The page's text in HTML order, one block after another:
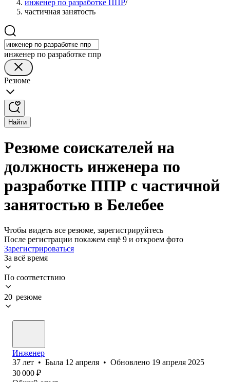
инженер по разработке ППР/
частичная занятость
инженер по разработке ппр
Резюме
Найти
Резюме соискателей на
должность инженера по
разработке ППР с частичной
занятостью в Белебее
Чтобы видеть все резюме, зарегистрируйтесь
После регистрации покажем ещё 9 и откроем фото
Зарегистрироваться
За всё время
По соответствию
20 резюме
Инженер
37 лет • Была 12 апреля • Обновлено 19 апреля 2025
30 000 ₽